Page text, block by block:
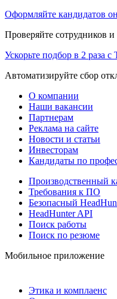
Оформляйте кандидатов
Проверяйте сотрудников
Ускорьте подбор в 2 раза с
Автоматизируйте сбор
О компании
Наши вакансии
Партнерам
Реклама на сайте
Новости и статьи
Инвесторам
Кандидаты по
Производственный
Требования к ПО
Безопасный
HeadHunter API
Поиск работы
Поиск по резюме
Мобильное приложение
Этика и комплаенс